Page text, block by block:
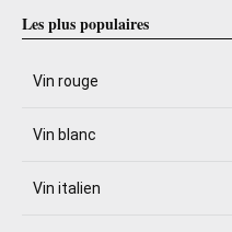
Les plus populaires
Vin rouge
Vin blanc
Vin italien